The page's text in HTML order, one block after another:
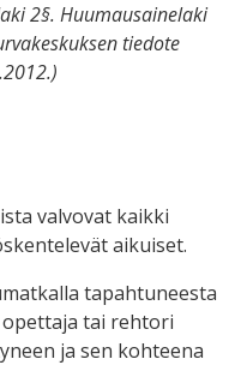
2§. Huumausainelaki
tiedote
valvovat kaikki
aikuiset.
tapahtuneesta
tai rehtori
ja sen kohteena